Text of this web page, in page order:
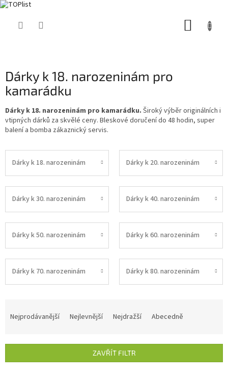
Dárky k 18. narozeninám pro
kamarádku
Dárky k 18. narozeninám pro kamarádku. Široký výběr originálních i
vtipných dárků za skvělé ceny. Bleskové doručení do 48 hodin, super
balení a bomba zákaznický servis.
Dárky k 18. narozeninám Dárky k 20. narozeninám
Dárky k 30. narozeninám Dárky k 40. narozeninám
Dárky k 50. narozeninám Dárky k 60. narozeninám
Dárky k 70. narozeninám Dárky k 80. narozeninám
í
Nejprodávanější Nejlevnější Nejdražší Abecedně
ZAVŘÍT FILTR